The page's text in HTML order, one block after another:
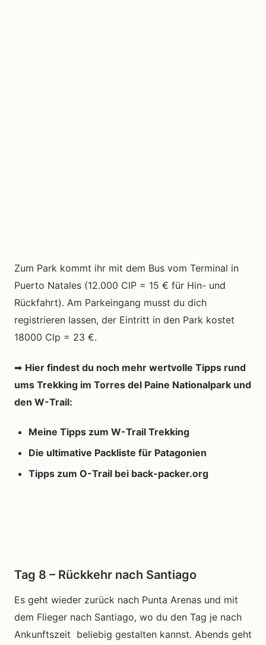
Zum Park kommt ihr mit dem Bus vom Terminal in
Puerto Natales (12.000 ClP = 15 € für Hin- und
Rückfahrt). Am Parkeingang musst du dich
registrieren lassen, der Eintritt in den Park kostet
18000 Clp = 23 €.
➡ Hier findest du noch mehr wertvolle Tipps rund
ums Trekking im Torres del Paine Nationalpark und
den W-Trail:
Meine Tipps zum W-Trail Trekking
Die ultimative Packliste für Patagonien
Tipps zum O-Trail bei back-packer.org
Tag 8 – Rückkehr nach Santiago
Es geht wieder zurück nach Punta Arenas und mit
dem Flieger nach Santiago, wo du den Tag je nach
Ankunftszeit beliebig gestalten kannst. Abends geht